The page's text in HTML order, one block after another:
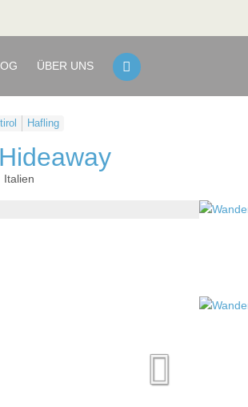
ÜBER UNS
Hafling
Italien